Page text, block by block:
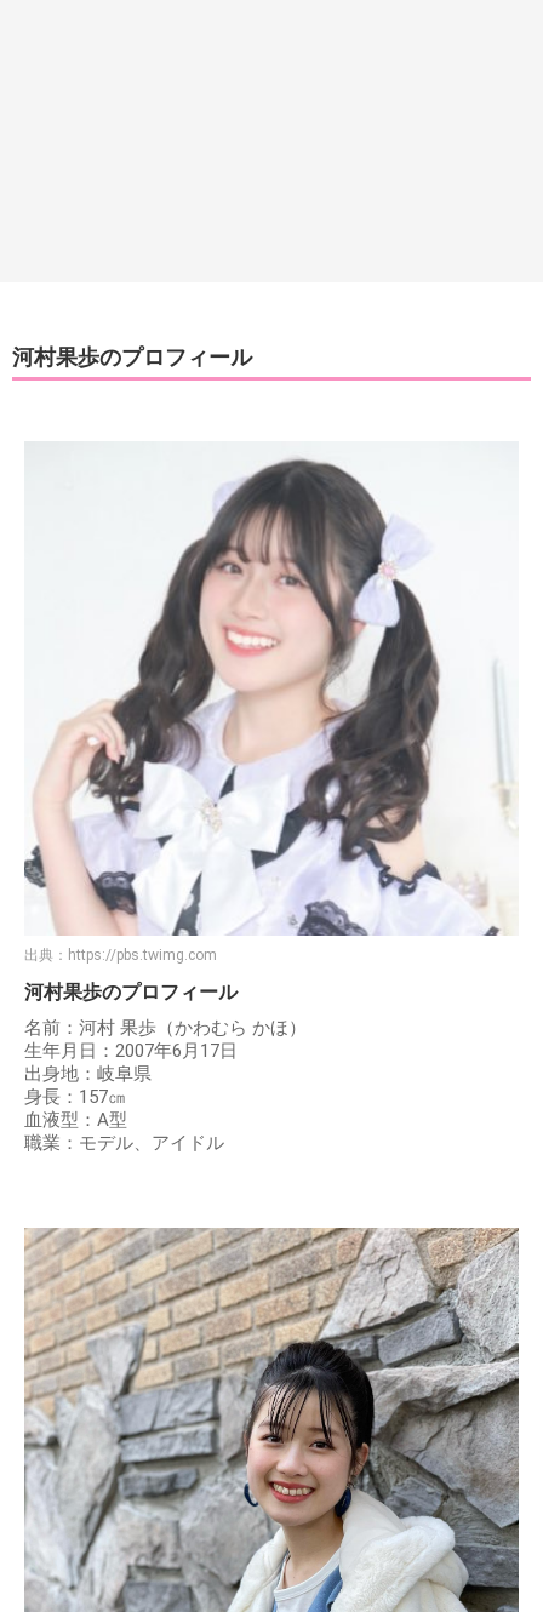
河村果歩のプロフィール
出典： https://pbs.twimg.com
河村果歩のプロフィール
名前：河村 果歩（かわむら かほ）
生年月日：2007年6月17日
出身地：岐阜県
身長：157㎝
血液型：A型
職業：モデル、アイドル